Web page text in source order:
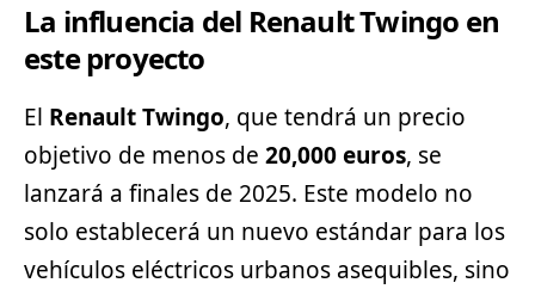
La influencia del Renault Twingo en
este proyecto
El Renault Twingo, que tendrá un precio
objetivo de menos de 20,000 euros, se
lanzará a finales de 2025. Este modelo no
solo establecerá un nuevo estándar para los
vehículos eléctricos urbanos asequibles, sino